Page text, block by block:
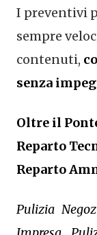
I preventivi
sempre
contenuti,
senza
Oltre il
Reparto
Reparto
Pulizia